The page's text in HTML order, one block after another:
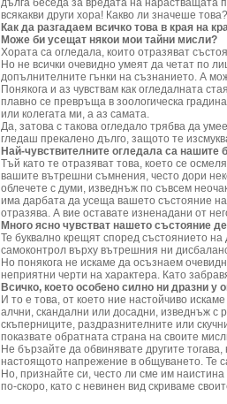
дълга беседа за вредата на нарастващата
всякакви други хора! Какво ли значеше това?
Как да разгадаем всичко това в края на
Може би усещат някои мои тайни мисли?
Хората са огледала, които отразяват
Но не всички очевидно умеят да четат по
допълнителните гънки на съзнанието. А
Понякога и аз чувствам как огледалната
плавно се превръща в зоологическа
или колегата ми, а аз самата.
Да, затова с такова огледало трябва да
гледаш прекалено дълго, защото те
Най-чувствителните огледала са нашите
Тъй като те отразяват това, което се
вашите вътрешни съмнения, често дори
облечете с думи, изведнъж по съвсем
има дарбата да усеща вашето състояние
отразява. А вие оставате изненадани от
Много ясно чувстват нашето състояние
Те буквално крещят според състоянието
самоконтрол върху вътрешния ни
Но понякога не искаме да осъзнаем
неприятни черти на характера. Като
Всичко, което особено силно ни дразни у
И то е това, от което ние настойчиво
алчни, скандални или досадни, изведнъж с
скъперниците, раздразнителните или
показвате обратната страна на своите
Не бързайте да обвинявате другите
настоящото напрежение в общуването. Те
Но, признайте си, често ли сме им
по-скоро, като с невинен вид скриваме